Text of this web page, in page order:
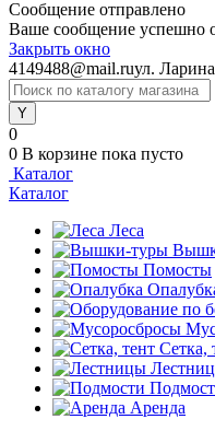
Сообщение отправлено
Ваше сообщение успешно
Закрыть окно
4149488@mail.ruул.
0
0 В корзине пока пусто
Каталог
Каталог
Леса
Помосты
Сетка,
Аренда